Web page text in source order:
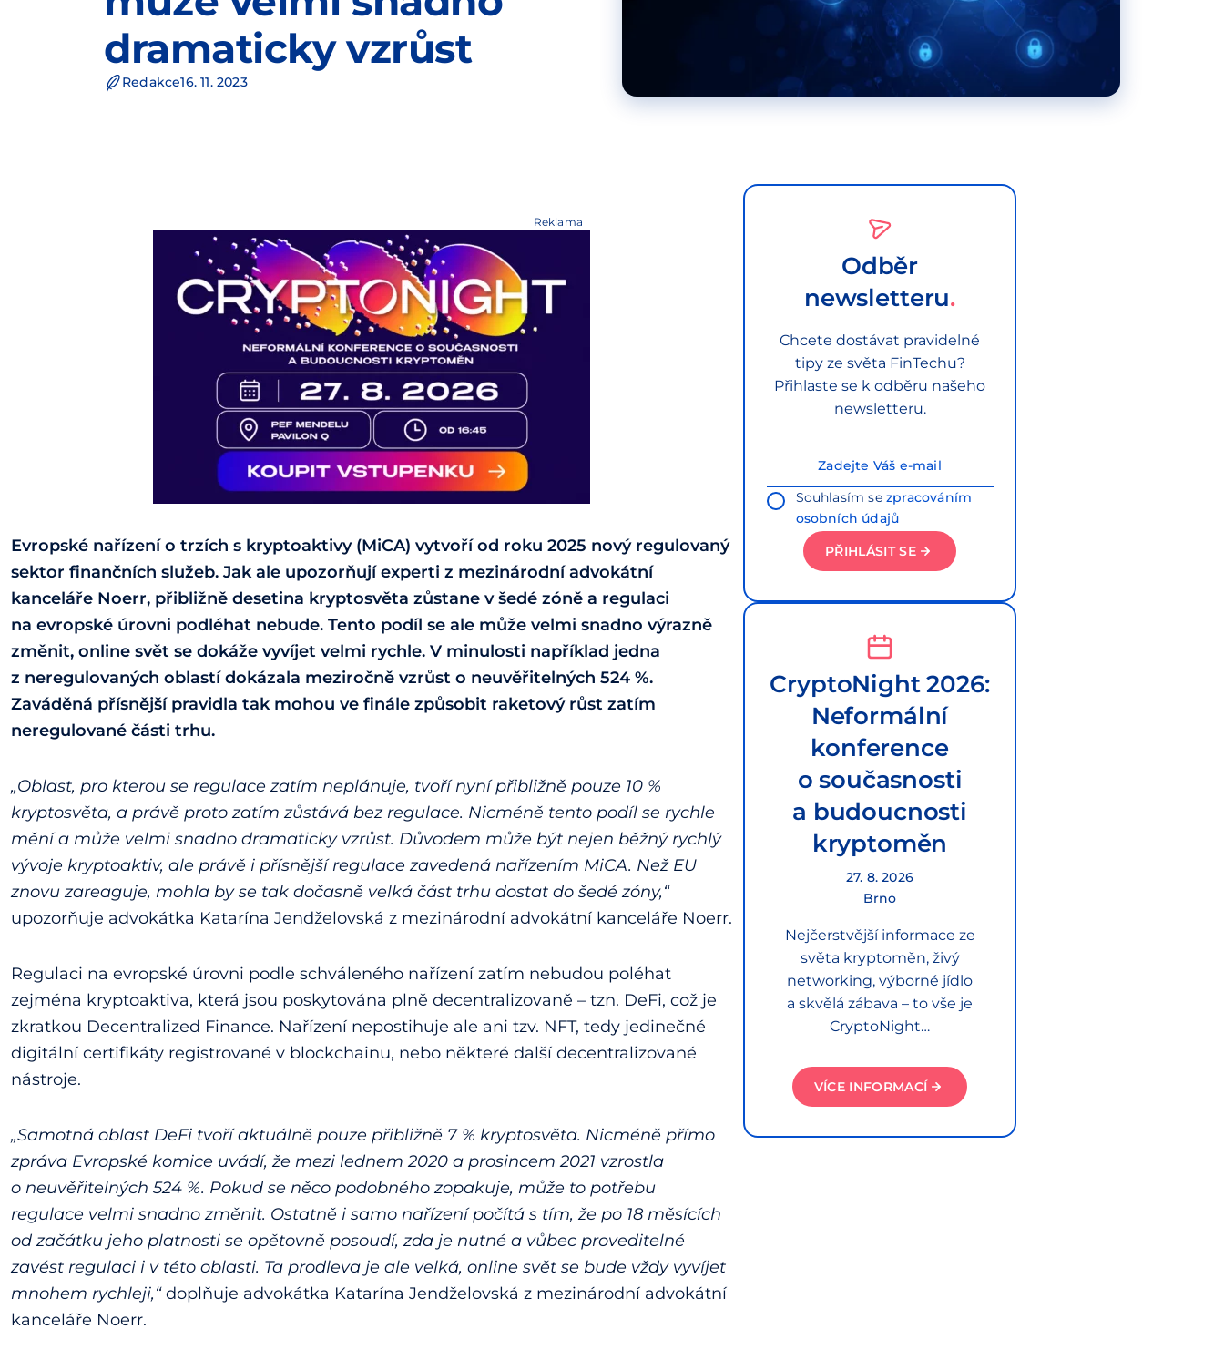
dramaticky vzrůst
Redakce16. 11. 2023
Reklama
Evropské nařízení o trzích s kryptoaktivy (MiCA) vytvoří od roku 2025 nový regulovaný
sektor finančních služeb. Jak ale upozorňují experti z mezinárodní advokátní
kanceláře Noerr, přibližně desetina kryptosvěta zůstane v šedé zóně a regulaci
na evropské úrovni podléhat nebude. Tento podíl se ale může velmi snadno výrazně
změnit, online svět se dokáže vyvíjet velmi rychle. V minulosti například jedna
z neregulovaných oblastí dokázala meziročně vzrůst o neuvěřitelných 524 %.
Zaváděná přísnější pravidla tak mohou ve finále způsobit raketový růst zatím
neregulované části trhu.
„Oblast, pro kterou se regulace zatím neplánuje, tvoří nyní přibližně pouze 10 %
kryptosvěta, a právě proto zatím zůstává bez regulace. Nicméně tento podíl se rychle
mění a může velmi snadno dramaticky vzrůst. Důvodem může být nejen běžný rychlý
vývoje kryptoaktiv, ale právě i přísnější regulace zavedená nařízením MiCA. Než EU
znovu zareaguje, mohla by se tak dočasně velká část trhu dostat do šedé zóny,“
upozorňuje advokátka Katarína Jendželovská z mezinárodní advokátní kanceláře Noerr.
Regulaci na evropské úrovni podle schváleného nařízení zatím nebudou poléhat
zejména kryptoaktiva, která jsou poskytována plně decentralizovaně – tzn. DeFi, což je
zkratkou Decentralized Finance. Nařízení nepostihuje ale ani tzv. NFT, tedy jedinečné
digitální certifikáty registrované v blockchainu, nebo některé další decentralizované
nástroje.
„Samotná oblast DeFi tvoří aktuálně pouze přibližně 7 % kryptosvěta. Nicméně přímo
zpráva Evropské komice uvádí, že mezi lednem 2020 a prosincem 2021 vzrostla
o neuvěřitelných 524 %. Pokud se něco podobného zopakuje, může to potřebu
regulace velmi snadno změnit. Ostatně i samo nařízení počítá s tím, že po 18 měsících
od začátku jeho platnosti se opětovně posoudí, zda je nutné a vůbec proveditelné
zavést regulaci i v této oblasti. Ta prodleva je ale velká, online svět se bude vždy vyvíjet
mnohem rychleji,“doplňuje advokátka Katarína Jendželovská z mezinárodní advokátní
kanceláře Noerr.
Odběr
newsletteru
Chcete dostávat pravidelné
tipy ze světa FinTechu?
Přihlaste se k odběru našeho
newsletteru.
Souhlasím sezpracováním
osobních údajů
PŘIHLÁSIT SE
CryptoNight 2026:
Neformální
konference
o současnosti
a budoucnosti
kryptoměn
27. 8. 2026
Brno
Nejčerstvější informace ze
světa kryptoměn, živý
networking, výborné jídlo
a skvělá zábava – to vše je
CryptoNight…
VÍCE INFORMACÍ